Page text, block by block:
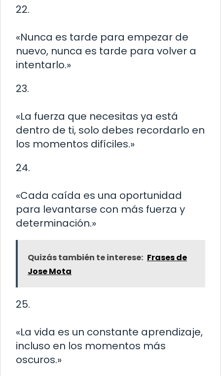
22.
«Nunca es tarde para empezar de
nuevo, nunca es tarde para volver a
intentarlo.»
23.
«La fuerza que necesitas ya está
dentro de ti, solo debes recordarlo en
los momentos difíciles.»
24.
«Cada caída es una oportunidad
para levantarse con más fuerza y
determinación.»
Quizás también te interese: Frases de
Jose Mota
25.
«La vida es un constante aprendizaje,
incluso en los momentos más
oscuros.»